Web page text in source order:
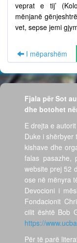
veprat e tij’
mënjanë
vet, sepse jemi
I mëparshëm
Fjala për Sot
dhe botohet
E drejta e
Duke i shërbyer
kishave dhe
falas pasazhe,
website prej 52
ose në mënyra
Devocioni i
Fondacionit
cilit është Bob
https://
Për të parë